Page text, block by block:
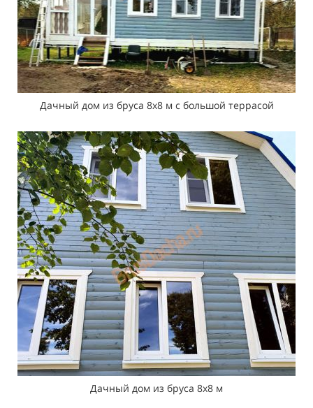
Дачный дом из бруса 8х8 м с большой террасой
Дачный дом из бруса 8х8 м